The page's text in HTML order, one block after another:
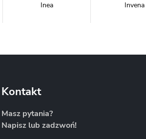
Inea Invena
Kontakt
Masz pytania?
Napisz lub zadzwoń!